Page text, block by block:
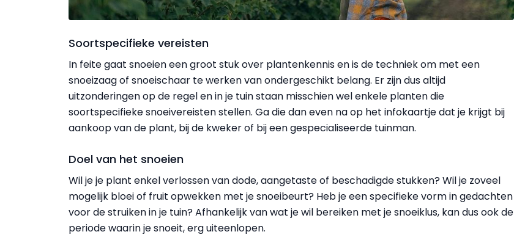
Soortspecifieke vereisten
In feite gaat snoeien een groot stuk over plantenkennis en is de techniek om met een
snoeizaag of snoeischaar te werken van ondergeschikt belang. Er zijn dus altijd
uitzonderingen op de regel en in je tuin staan misschien wel enkele planten die
soortspecifieke snoeivereisten stellen. Ga die dan even na op het infokaartje dat je krijgt bij
aankoop van de plant, bij de kweker of bij een gespecialiseerde tuinman.
Doel van het snoeien
Wil je je plant enkel verlossen van dode, aangetaste of beschadigde stukken? Wil je zoveel
mogelijk bloei of fruit opwekken met je snoeibeurt? Heb je een specifieke vorm in gedachten
voor de struiken in je tuin? Afhankelijk van wat je wil bereiken met je snoeiklus, kan dus ook de
periode waarin je snoeit, erg uiteenlopen.